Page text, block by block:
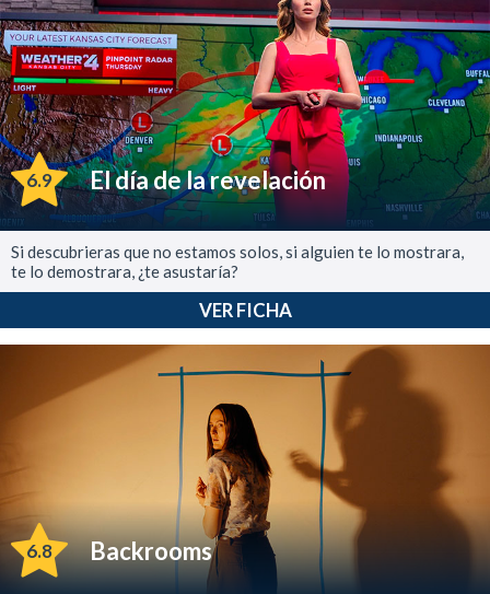
6.9 El día de la revelación
Si descubrieras que no estamos solos, si alguien te lo mostrara,
te lo demostrara, ¿te asustaría?
VER FICHA
6.8 Backrooms